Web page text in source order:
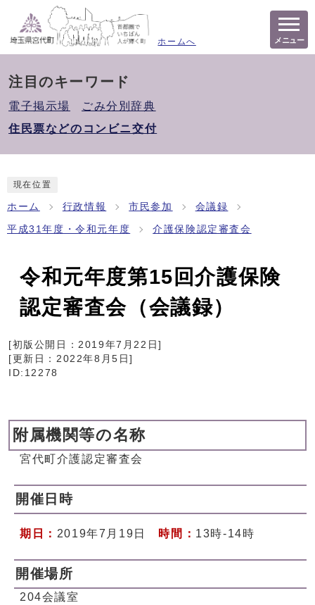
ホームへ メニュー
注目のキーワード
電子掲示場
ごみ分別辞典
住民票などのコンビニ交付
現在位置
ホーム 行政情報 市民参加 会議録
平成31年度・令和元年度 介護保険認定審査会
令和元年度第15回介護保険
認定審査会（会議録）
[初版公開日：2019年7月22日]
[更新日： 2022年8月5日]
ID:12278
附属機関等の名称
宮代町介護認定審査会
開催日時
期日： 2019年7月19日 時間： 13時-14時
開催場所
204会議室